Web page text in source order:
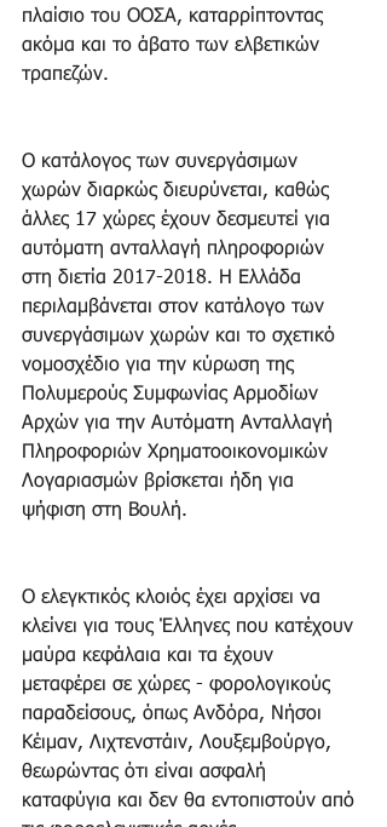
πλαίσιο του ΟΟΣΑ, καταρρίπτοντας
ακόμα και το άβατο των ελβετικών
τραπεζών.
Ο κατάλογος των συνεργάσιμων
χωρών διαρκώς διευρύνεται, καθώς
άλλες 17 χώρες έχουν δεσμευτεί για
αυτόματη ανταλλαγή πληροφοριών
στη διετία 2017-2018. Η Ελλάδα
περιλαμβάνεται στον κατάλογο των
συνεργάσιμων χωρών και το σχετικό
νομοσχέδιο για την κύρωση της
Πολυμερούς Συμφωνίας Αρμοδίων
Αρχών για την Αυτόματη Ανταλλαγή
Πληροφοριών Χρηματοοικονομικών
Λογαριασμών βρίσκεται ήδη για
ψήφιση στη Βουλή.
Ο ελεγκτικός κλοιός έχει αρχίσει να
κλείνει για τους Έλληνες που κατέχουν
μαύρα κεφάλαια και τα έχουν
μεταφέρει σε χώρες - φορολογικούς
παραδείσους, όπως Ανδόρα, Νήσοι
Κέιμαν, Λιχτενστάιν, Λουξεμβούργο,
θεωρώντας ότι είναι ασφαλή
καταφύγια και δεν θα εντοπιστούν από